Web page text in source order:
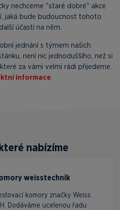
nechceme "staré dobré" akce
jaká bude budoucnost tohoto
účasti na něm.
jednání s týmem našich
není nic jednoduššího, než si
za vámi velmi rádi přijedeme.
informace
nabízíme
weisstechnik
komory značky Weiss
Dodáváme ucelenou řadu